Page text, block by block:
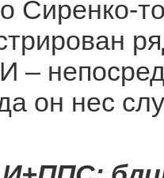
Сиренко-
–
он нес